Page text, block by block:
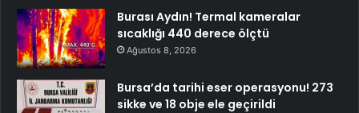
Burası Aydın! Termal kameralar
sıcaklığı 440 derece ölçtü
Ağustos 8, 2026
Bursa’da tarihi eser operasyonu! 273
sikke ve 18 obje ele geçirildi